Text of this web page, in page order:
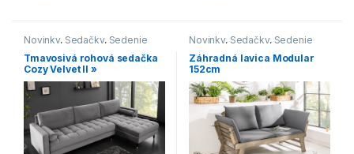
Novinky, Sedačky, Sedenie
Tmavosivá rohová sedačka
Cozy Velvet II »
Novinky, Sedačky, Sedenie
Záhradná lavica Modular
152cm